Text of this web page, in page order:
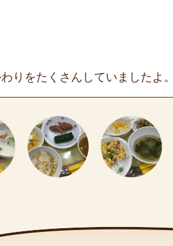
りをたくさんしていましたよ。